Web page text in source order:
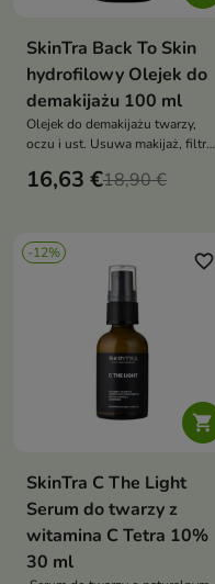
SkinTra Back To Skin
hydrofilowy Olejek do
demakijażu 100 ml
Olejek do demakijażu twarzy,
oczu i ust. Usuwa makijaż, filtry
tłustej warstwy
16,63 €18,90 €
-12%

favorite_border
SkinTra C The Light
Serum do twarzy z
witamina C Tetra 10%
30 ml